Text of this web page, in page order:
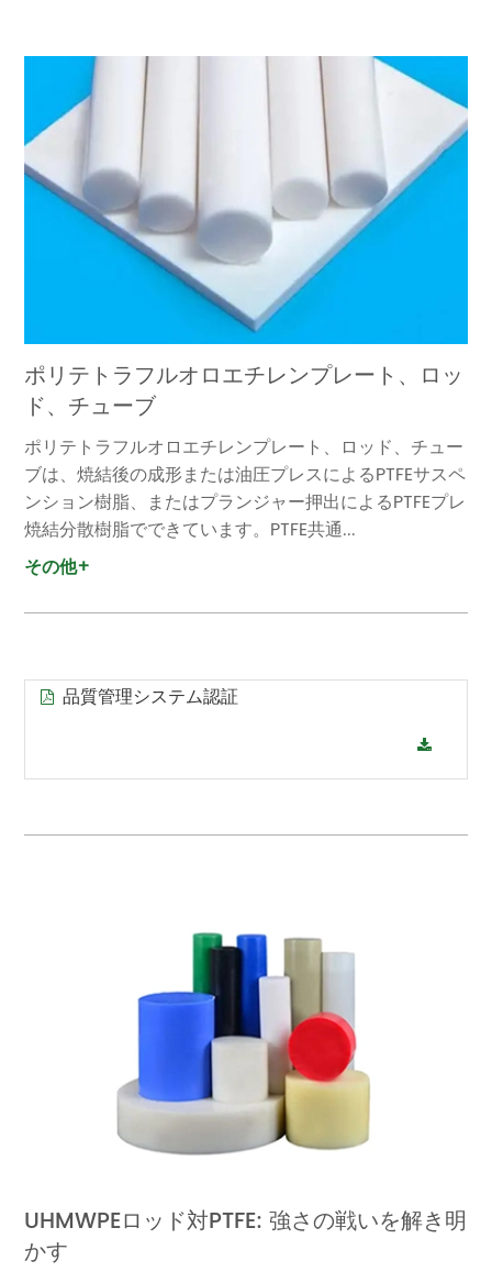
ポリテトラフルオロエチレンプレート、ロッ
ド、チューブ
ポリテトラフルオロエチレンプレート、ロッド、チュー
ブは、焼結後の成形または油圧プレスによるPTFEサスペ
ンション樹脂、またはプランジャー押出によるPTFEプレ
焼結分散樹脂でできています。PTFE共通...
その他+
品質管理システム認証
UHMWPEロッド対PTFE: 強さの戦いを解き明
かす